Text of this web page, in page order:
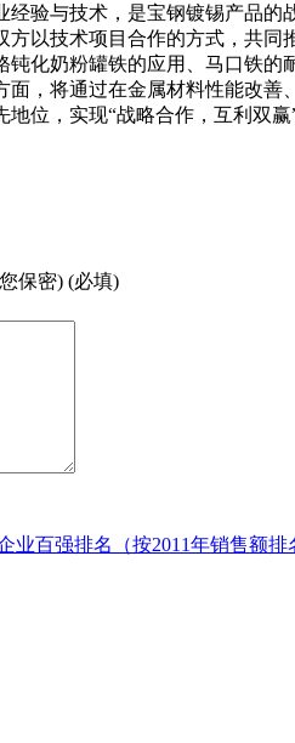
验与技术，是宝钢镀锡产品的
技术项目合作的方式，共同
化奶粉罐铁的应用、马口铁的
将通过在金属材料性能改善
位，实现“战略合作，互利双赢
保密) (必填)
业百强排名（按2011年销售额排